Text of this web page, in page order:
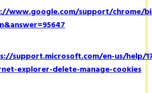
www.google.com/support/chrome/
support.microsoft.com/en-us/help/
explorer-delete-manage-cookies